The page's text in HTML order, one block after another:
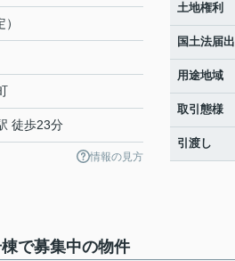
徒歩23分
情報の見方
土地権利
国土法届出
用途地域
取引態様
引渡し
で募集中の物件